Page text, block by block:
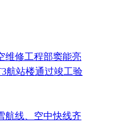
维修工程部窦能亮
航站楼通过竣工验
航线、空中快线齐